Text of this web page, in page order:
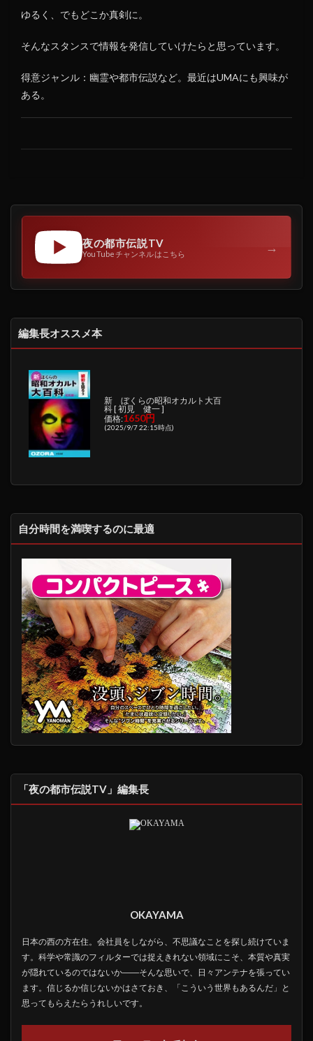
ゆるく、でもどこか真剣に。
そんなスタンスで情報を発信していけたらと思っています。
得意ジャンル：幽霊や都市伝説など。最近はUMAにも興味が
ある。
夜の都市伝説TV
YouTubeチャンネルはこちら →
編集長オススメ本
新 ぼくらの昭和オカルト大百
科 [ 初見 健一 ]
価格:1650円
(2025/9/7 22:15時点)
自分時間を満喫するのに最適
「夜の都市伝説TV」編集長
OKAYAMA
日本の西の方在住。会社員をしながら、不思議なことを探し続けていま
す。科学や常識のフィルターでは捉えきれない領域にこそ、本質や真実
が隠れているのではないか――そんな思いで、日々アンテナを張ってい
ます。信じるか信じないかはさておき、「こういう世界もあるんだ」と
思ってもらえたらうれしいです。